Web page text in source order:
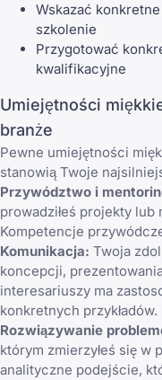
Wskazać
szkolenie
Przygotować
kwalifikacyjne
Umiejętności
branże
Pewne umiejętności
stanowią Twoje
Przywództwo i
prowadziłeś projekty lub
Kompetencje
Komunikacja: Twoja
koncepcji,
interesariuszy ma
konkretnych przykładów.
Rozwiązywanie
którym zmierzyłeś się w
analityczne podejście,